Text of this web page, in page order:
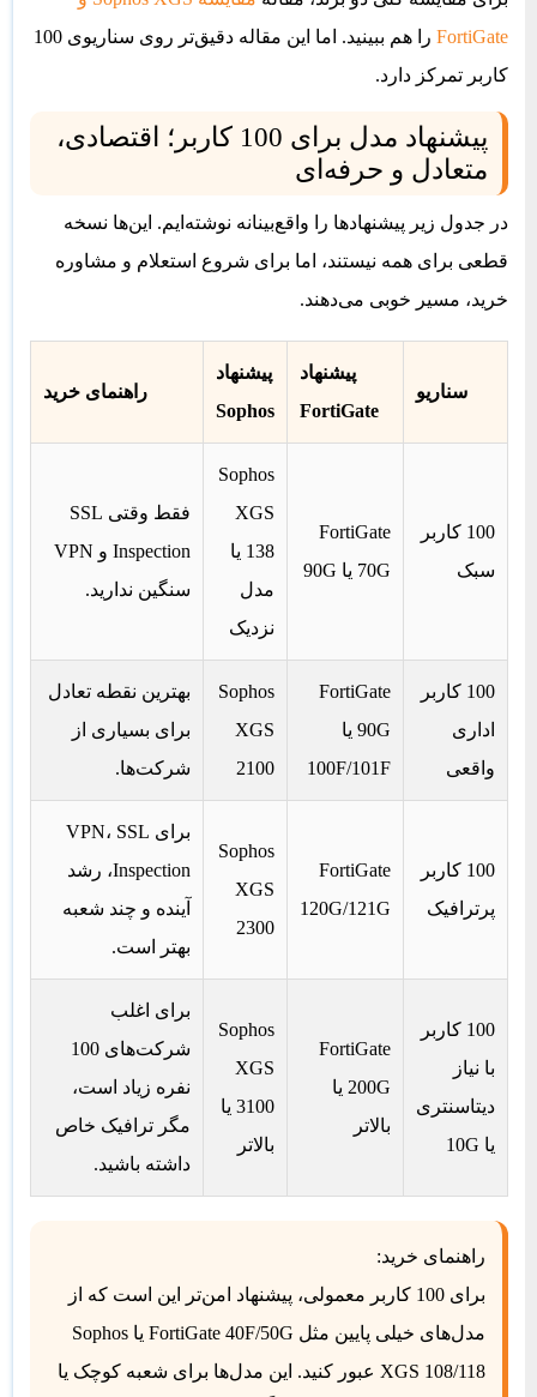
FortiGate
را هم ببینید. اما این مقاله دقیق‌تر روی سناریوی 100
کاربر تمرکز دارد.
پیشنهاد مدل برای 100 کاربر؛ اقتصادی،
متعادل و حرفه‌ای
در جدول زیر پیشنهادها را واقع‌بینانه نوشته‌ایم. این‌ها نسخه
قطعی برای همه نیستند، اما برای شروع استعلام و مشاوره
خرید، مسیر خوبی می‌دهند.
سناریو
پیشنهاد
FortiGate
پیشنهاد
Sophos
راهنمای خرید
100 کاربر
سبک
FortiGate
70G یا 90G
Sophos
XGS
138 یا
مدل
نزدیک
فقط وقتی SSL
Inspection و VPN
سنگین ندارید.
100 کاربر
اداری
واقعی
FortiGate
90G یا
100F/101F
Sophos
XGS
2100
بهترین نقطه تعادل
برای بسیاری از
شرکت‌ها.
100 کاربر
پرترافیک
FortiGate
120G/121G
Sophos
XGS
2300
برای VPN، SSL
Inspection، رشد
آینده و چند شعبه
بهتر است.
100 کاربر
با نیاز
دیتاسنتری
یا 10G
FortiGate
200G یا
بالاتر
Sophos
XGS
3100 یا
بالاتر
برای اغلب
شرکت‌های 100
نفره زیاد است،
مگر ترافیک خاص
داشته باشید.
راهنمای خرید:
برای 100 کاربر معمولی، پیشنهاد امن‌تر این است که از
مدل‌های خیلی پایین مثل FortiGate 40F/ 50G
یا Sophos
XGS 108/118 عبور کنید. این مدل‌ها برای شعبه کوچک یا